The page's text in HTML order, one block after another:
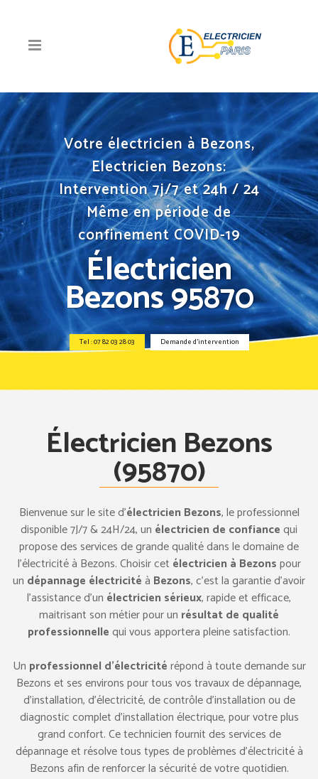
Votre électricien à Bezons,
Electricien Bezons:
Intervention 7j/7 et 24h / 24
Même en période de
confinement COVID-19
Électricien
Bezons 95870
Tel : 07 82 03 28 03 Demande d’intervention
Électricien Bezons
(95870)
Bienvenue sur le site d’électricien Bezons, le professionnel
disponible 7J/7 & 24H/24, un électricien de confiancequi
propose des services de grande qualité dans le domaine de
l’électricité à Bezons. Choisir cet électricien à Bezonspour
un dépannage électricitéà Bezons, c’est la garantie d’avoir
l’assistance d’un électricien sérieux, rapide et efficace,
maitrisant son métier pour un résultat de qualité
professionnellequi vous apportera pleine satisfaction.
Un professionnel d’électricitérépond à toute demande sur
Bezons et ses environs pour tous vos travaux de dépannage,
d’installation, d’électricité, de contrôle d’installation ou de
diagnostic complet d’installation électrique, pour votre plus
grand confort. Ce technicien fournit des services de
dépannage et résolve tous types de problèmes d’électricité à
Bezons afin de renforcer la sécurité de votre quotidien.